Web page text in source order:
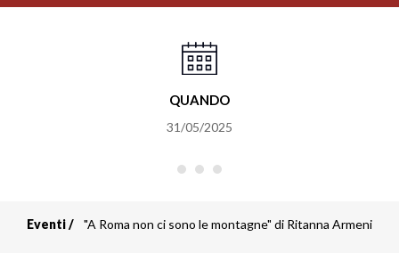
QUANDO
31/05/2025
Eventi "A Roma non ci sono le montagne" di Ritanna Armeni